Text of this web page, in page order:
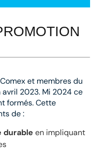
et membres du
2023. Mi 2024 ce
formés. Cette
de :
durable en impliquant